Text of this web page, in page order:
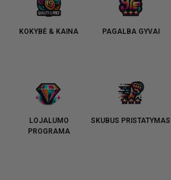
KOKYBĖ & KAINA PAGALBA GYVAI
LOJALUMO
PROGRAMA
SKUBUS PRISTATYMAS